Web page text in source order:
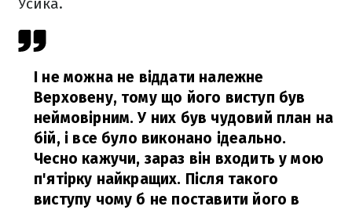
І не можна не віддати належне
Верховену, тому що його виступ був
неймовірним. У них був чудовий план на
бій, і все було виконано ідеально.
Чесно кажучи, зараз він входить у мою
п'ятірку найкращих. Після такого
виступу чому б не поставити його в